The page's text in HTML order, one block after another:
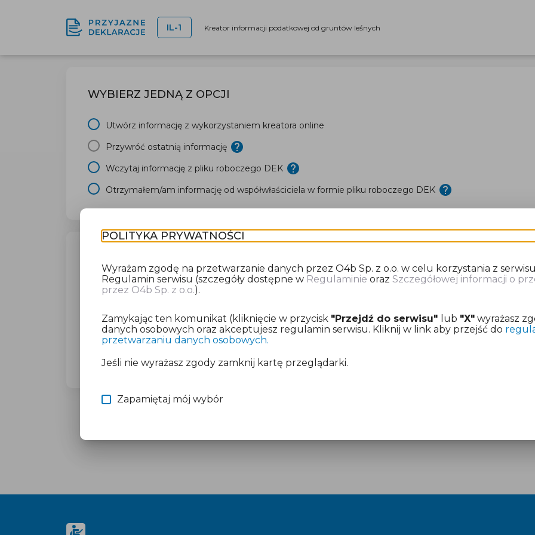
IL-1 Kreator informacji podatkowej od gruntów leśnych
WYBIERZ JEDNĄ Z OPCJI
Utwórz informację z wykorzystaniem kreatora online
Przywróć ostatnią informację
Wczytaj informację z pliku roboczego DEK
Otrzymałem/am informację od współwłaściciela w formie pliku roboczego DEK
Dla wybranego miasta poprosimy Cię o dokonanie opłaty za przygotowanie informacji
Nie martw się o płatność, jeśli masz już aktywny dostęp.
Więcej informacji znajdziesz w dokumentach: Regulamin
POLITYKA PRYWATNOŚCI
Wyrażam zgodę na przetwarzanie danych przez O4b Sp. z o.o. w celu korzystania z
Regulamin serwisu (szczegóły dostępne w Regulaminie orazSzczegółowej informacji o
przez O4b Sp. z o.o.).
Zamykając ten komunikat (kliknięcie w przycisk "Przejdź do serwisu" lub "X" wyrażasz
danych osobowych oraz akceptujesz regulamin serwisu. Kliknij w link aby przejść do
przetwarzaniu danych osobowych.
Jeśli nie wyrażasz zgody zamknij kartę przeglądarki.
Zapamiętaj mój wybór